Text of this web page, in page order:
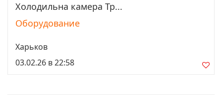
Просмотреть
Холодильна камера Тр...
Оборудование
Харьков
03.02.26 в 22:58